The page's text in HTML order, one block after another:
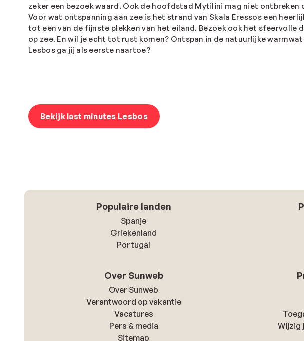
zeker een bezoek waard. Ook de hoofdstad Mytilini mag niet
Voor wat ontspanning aan zee is het strand van Skala Eressos een
tot een van de fijnste plekken van het eiland. Bezoek ook het sfeervolle
op zee. En wil je echt tot rust komen? Ontspan in de natuurlijke
Lesbos ga jij als eerste naartoe?
Bekijk last minutes Lesbos
Populaire landen
Spanje
Griekenland
Portugal
Over Sunweb
Over Sunweb
Verantwoord op vakantie
Vacatures
Pers & media
Sitemap
Wijzig